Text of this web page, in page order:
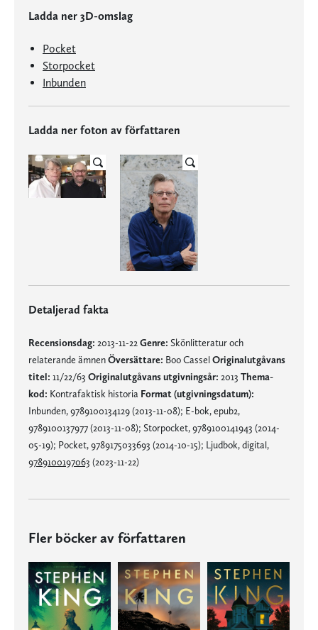
Ladda ner 3D-omslag
Pocket
Storpocket
Inbunden
Ladda ner foton av författaren
Detaljerad fakta
Recensionsdag: 2013-11-22 Genre: Skönlitteratur och
relaterande ämnenÖversättare: Boo CasselOriginalutgåvans
titel: 11/22/63 Originalutgåvans utgivningsår: 2013 Thema-
kod: Kontrafaktisk historia Format (utgivningsdatum):
Inbunden, 9789100134129 (2013-11-08); E-bok, epub2,
9789100137977 (2013-11-08); Storpocket, 9789100141943 (2014-
05-19); Pocket, 9789175033693 (2014-10-15); Ljudbok, digital,
9789100197063 (2023-11-22)
Fler böcker av författaren